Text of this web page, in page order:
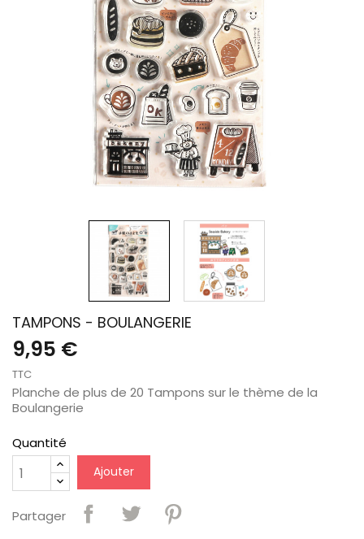
TAMPONS - BOULANGERIE
9,95 €
TTC
Planche de plus de 20 Tampons sur le thème de la
Boulangerie
Quantité
Ajouter
Partager